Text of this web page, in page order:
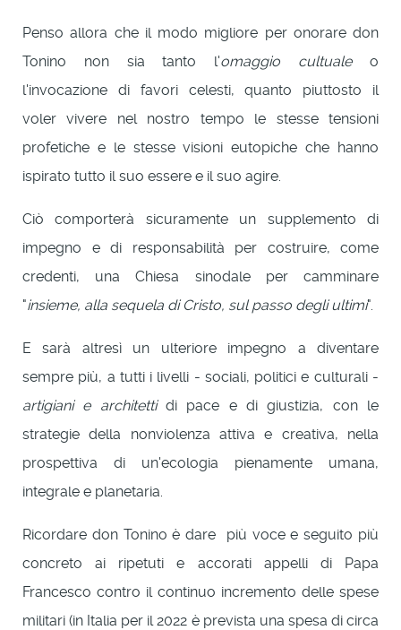
Penso allora che il modo migliore per onorare don
Tonino non sia tanto l'omaggio cultualeo
l'invocazione di favori celesti, quanto piuttosto il
voler vivere nel nostro tempo le stesse tensioni
profetiche e le stesse visioni eutopiche che hanno
ispirato tutto il suo essere e il suo agire.
Ciò comporterà sicuramente un supplemento di
impegno e di responsabilità per costruire, come
credenti, una Chiesa sinodale per camminare
"insieme, alla sequela di Cristo, sul passo degli ultimi".
E sarà altresì un ulteriore impegno a diventare
sempre più, a tutti i livelli - sociali, politici e culturali -
artigiani e architetti di pace e di giustizia, con le
strategie della nonviolenza attiva e creativa, nella
prospettiva di un'ecologia pienamente umana,
integrale e planetaria.
Ricordare don Tonino è dare più voce e seguito più
concreto ai ripetuti e accorati appelli di Papa
Francesco contro il continuo incremento delle spese
militari (in Italia per il 2022 è prevista una spesa di circa